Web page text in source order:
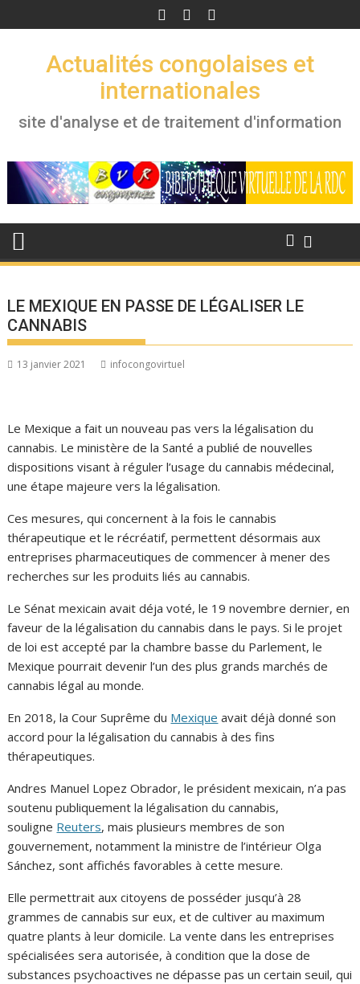
to
Actualités congolaises et
internationales
site d'analyse et de traitement d'information
LE MEXIQUE EN PASSE DE LÉGALISER LE
CANNABIS
13 janvier 2021 infocongovirtuel
Le Mexique a fait un nouveau pas vers la légalisation du
cannabis. Le ministère de la Santé a publié de nouvelles
dispositions visant à réguler l’usage du cannabis médecinal,
une étape majeure vers la légalisation.
Ces mesures, qui concernent à la fois le cannabis
thérapeutique et le récréatif, permettent désormais aux
entreprises pharmaceutiques de commencer à mener des
recherches sur les produits liés au cannabis.
Le Sénat mexicain avait déja voté, le 19 novembre dernier, en
faveur de la légalisation du cannabis dans le pays. Si le projet
de loi est accepté par la chambre basse du Parlement, le
Mexique pourrait devenir l’un des plus grands marchés de
cannabis légal au monde.
En 2018, la Cour Suprême du Mexique avait déjà donné son
accord pour la légalisation du cannabis à des fins
thérapeutiques.
Andres Manuel Lopez Obrador, le président mexicain, n’a pas
soutenu publiquement la légalisation du cannabis,
souligne Reuters, mais plusieurs membres de son
gouvernement, notamment la ministre de l’intérieur Olga
Sánchez, sont affichés favorables à cette mesure.
Elle permettrait aux citoyens de posséder jusqu’à 28
grammes de cannabis sur eux, et de cultiver au maximum
quatre plants à leur domicile. La vente dans les entreprises
spécialisées sera autorisée, à condition que la dose de
substances psychoactives ne dépasse pas un certain seuil, qui